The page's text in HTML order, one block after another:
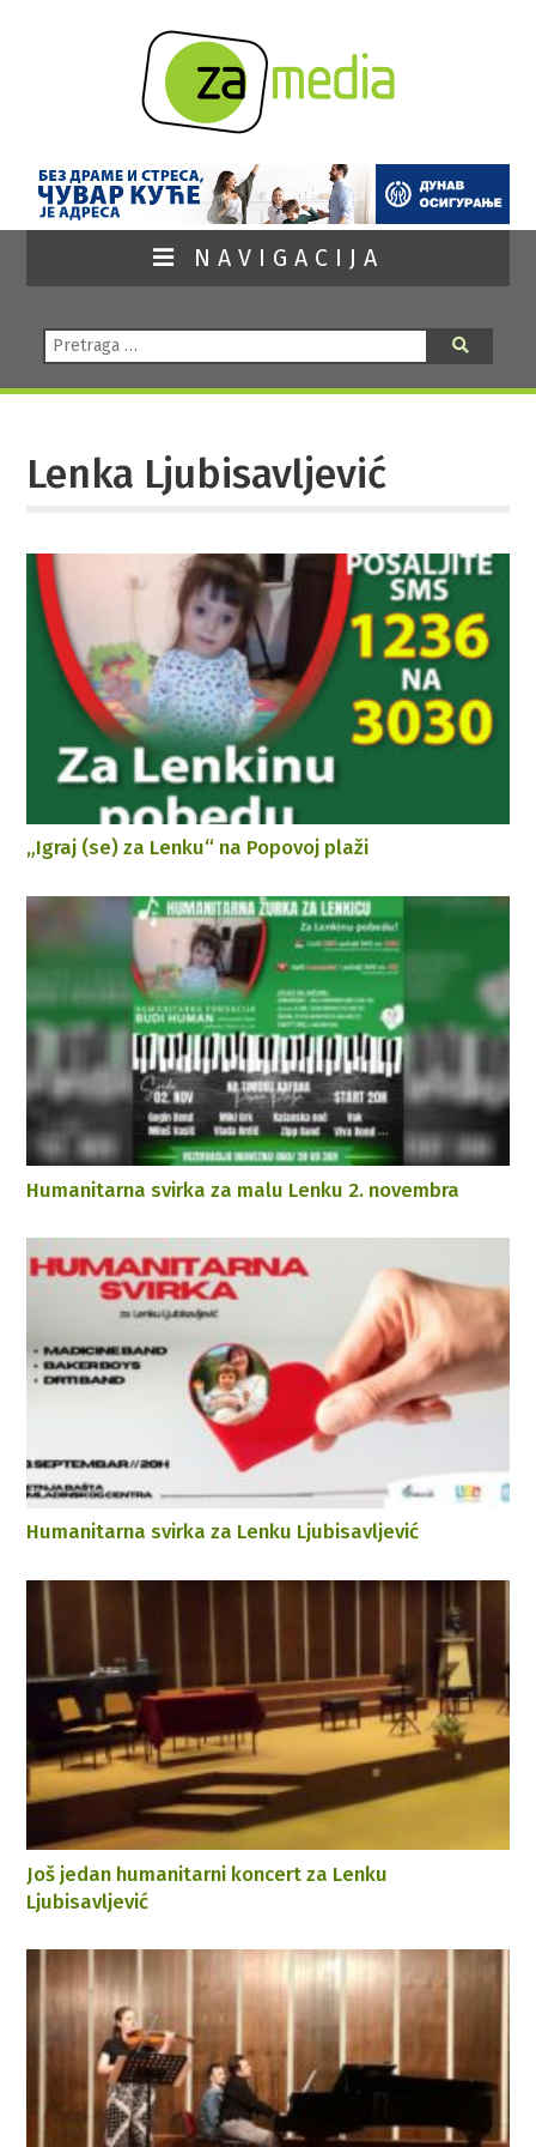
NAVIGACIJA
Pretraga:
Lenka Ljubisavljević
„Igraj (se) za Lenku“ na Popovoj plaži
Humanitarna svirka za malu Lenku 2. novembra
Humanitarna svirka za Lenku Ljubisavljević
Još jedan humanitarni koncert za Lenku
Ljubisavljević